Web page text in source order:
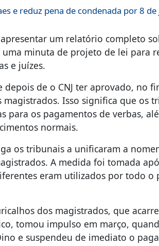
e reduz pena de condenada por 8
um relatório completo
minuta de projeto de lei para
e juízes.
depois de o CNJ ter aprovado, no
magistrados. Isso significa que os
para os pagamentos de verbas,
normais.
os tribunais a unificaram a
A medida foi tomada
eram utilizados por todo o
dos magistrados, que
tomou impulso em março,
e suspendeu de imediato o